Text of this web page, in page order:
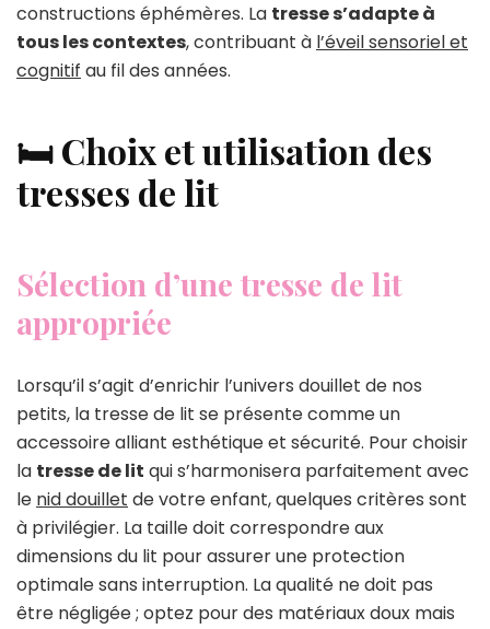
constructions éphémères. La tresse s’adapte à
tous les contextes, contribuant à l’éveil sensoriel et
cognitif au fil des années.
🛏️ Choix et utilisation des
tresses de lit
Sélection d’une tresse de lit
appropriée
Lorsqu’il s’agit d’enrichir l’univers douillet de nos
petits, la tresse de lit se présente comme un
accessoire alliant esthétique et sécurité. Pour choisir
la tresse de lit qui s’harmonisera parfaitement avec
le nid douillet de votre enfant, quelques critères sont
à privilégier. La taille doit correspondre aux
dimensions du lit pour assurer une protection
optimale sans interruption. La qualité ne doit pas
être négligée ; optez pour des matériaux doux mais